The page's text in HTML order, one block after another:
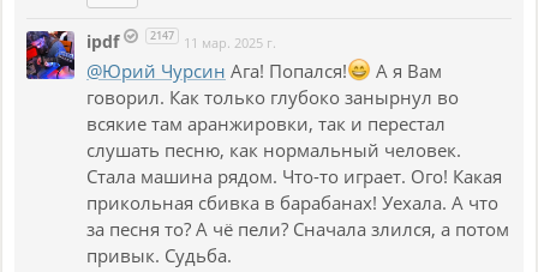
ipdf 2147 11 мар. 2025 г.
@Юрий Чурсин Ага! Попался!
А я Вам
говорил. Как только глубоко занырнул во
всякие там аранжировки, так и перестал
слушать песню, как нормальный человек.
Стала машина рядом. Что-то играет. Ого! Какая
прикольная сбивка в барабанах! Уехала. А что
за песня то? А чё пели? Сначала злился, а потом
привык. Судьба.